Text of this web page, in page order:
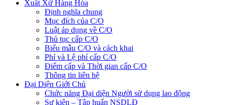
Xuất Xứ Hàng Hóa
Định nghĩa chung
Mục đích của C/O
Luật áp dụng về C/O
Thủ tục cấp C/O
Biểu mẫu C/O và cách khai
Phí và Lệ phí cấp C/O
Điểm cấp và Thời gian cấp C/O
Thông tin liên hệ
Đại Diện Giới Chủ
Chức năng Đại diện Người sử dụng lao động
Sự kiện – Tập huấn NSDLĐ